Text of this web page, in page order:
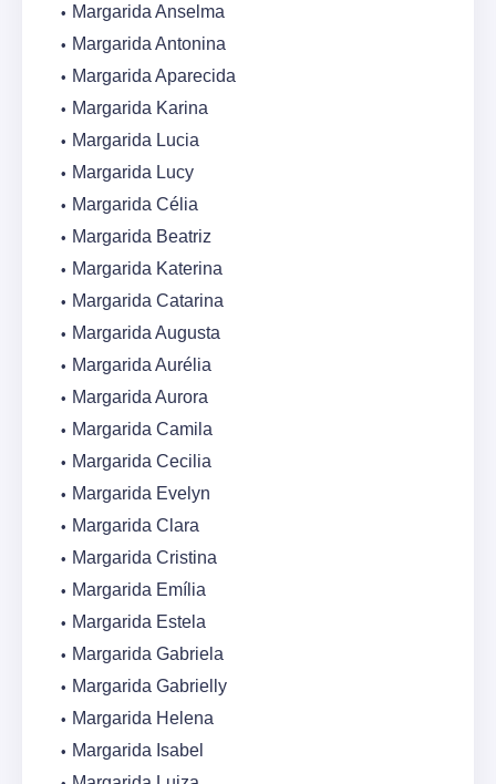
Margarida Anselma
Margarida Antonina
Margarida Aparecida
Margarida Karina
Margarida Lucia
Margarida Lucy
Margarida Célia
Margarida Beatriz
Margarida Katerina
Margarida Catarina
Margarida Augusta
Margarida Aurélia
Margarida Aurora
Margarida Camila
Margarida Cecilia
Margarida Evelyn
Margarida Clara
Margarida Cristina
Margarida Emília
Margarida Estela
Margarida Gabriela
Margarida Gabrielly
Margarida Helena
Margarida Isabel